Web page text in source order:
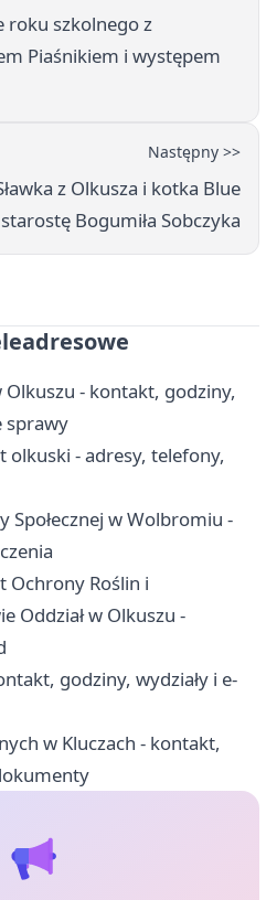
roku szkolnego z
Piaśnikiem i występem
Następny >>
z Olkusza i kotka Blue
Bogumiła Sobczyka
- kontakt, godziny,
sprawy
- adresy, telefony,
Społecznej w Wolbromiu -
Ochrony Roślin i
Oddział w Olkuszu -
godziny, wydziały i e-
w Kluczach - kontakt,